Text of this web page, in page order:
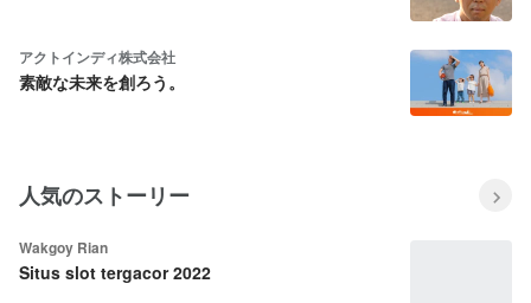
アクトインディ株式会社
素敵な未来を創ろう。
人気のストーリー
Wakgoy Rian
Situs slot tergacor 2022